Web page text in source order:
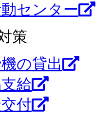
センター
策
の貸出
給
付